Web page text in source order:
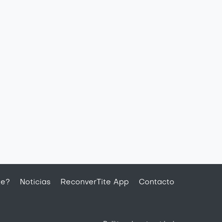
Noticias ReconverTite App Contacto